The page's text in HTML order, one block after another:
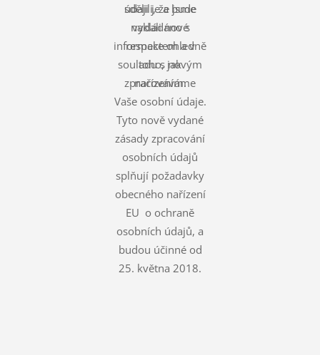
údaji je a bude
nakládáno s
respektem a v
souladu s novým
nařízením.
sdělili, že jsme
vydali nové
informace ohledně
toho, jak
zpracováváme
Vaše osobní údaje.
Tyto nově vydané
zásady zpracování
osobních údajů
splňují požadavky
obecného nařízení
EU o ochraně
osobních údajů, a
budou účinné od
25. května 2018.